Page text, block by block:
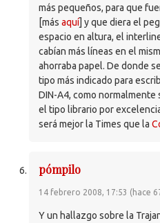
más pequeños, para que
[más aquí] y que diera el
espacio en altura, el
cabían más líneas en el
ahorraba papel. De donde
tipo más indicado para
DIN-A4, como normalmente
el tipo librario por
será mejor la Times que la
pómpilo
14 febrero 2008, 17:53 (hace
Y un hallazgo sobre la